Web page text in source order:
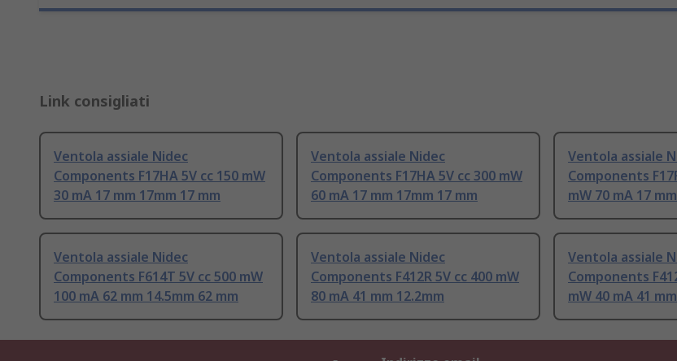
Link consigliati
Ventola assiale Nidec
Components F17HA 5V cc 150 mW
30 mA 17 mm 17mm 17 mm
Ventola assiale Nidec
Components F17HA 5V cc 300 mW
60 mA 17 mm 17mm 17 mm
Ventola assiale
Components
mW 70 mA 17
Ventola assiale Nidec
Components F614T 5V cc 500 mW
100 mA 62 mm 14.5mm 62 mm
Ventola assiale Nidec
Components F412R 5V cc 400 mW
80 mA 41 mm 12.2mm
Ventola assiale
Components
mW 40 mA 41